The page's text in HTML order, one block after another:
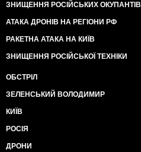
ЗНИЩЕННЯ РОСІЙСЬКИХ ОКУПАНТІВ
АТАКА ДРОНІВ НА РЕГІОНИ РФ
РАКЕТНА АТАКА НА КИЇВ
ЗНИЩЕННЯ РОСІЙСЬКОЇ ТЕХНІКИ
ОБСТРІЛ
ЗЕЛЕНСЬКИЙ ВОЛОДИМИР
КИЇВ
РОСІЯ
ДРОНИ